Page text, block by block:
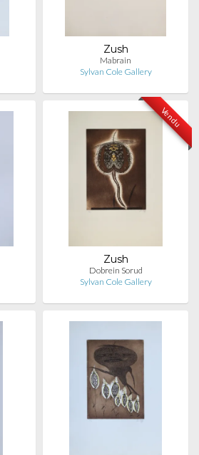
Zush
Mabrain
Sylvan Cole Gallery
Vendu
Zush
Dobrein Sorud
Sylvan Cole Gallery